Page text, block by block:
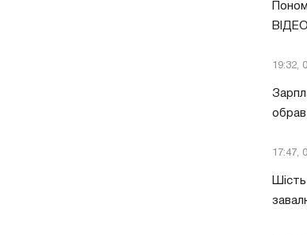
ВІДЕО
19:32,
17:47,